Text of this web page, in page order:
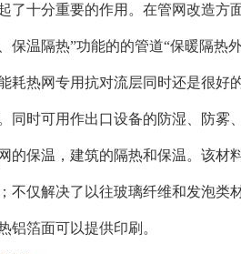
了十分重要的作用。在管网改造方
保温隔热”功能的的管道“保暖隔热外
耗热网专用抗对流层同时还是很好
同时可用作出口设备的防湿、防雾
的保温，建筑的隔热和保温。该材
不仅解决了以往玻璃纤维和发泡类
铝箔面可以提供印刷。